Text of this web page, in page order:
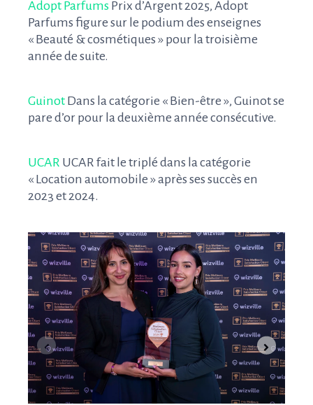
Adopt Parfums Prix d’Argent 2025, Adopt
Parfums figure sur le podium des enseignes
« Beauté & cosmétiques » pour la troisième
année de suite.
Guinot Dans la catégorie « Bien-être », Guinot se
pare d’or pour la deuxième année consécutive.
UCAR UCAR fait le triplé dans la catégorie
« Location automobile » après ses succès en
2023 et 2024.